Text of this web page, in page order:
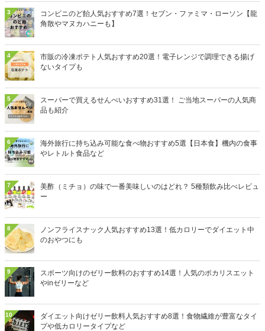
3
コンビニのど飴人気おすすめ7選！セブン・ファミマ・ローソン【龍
角散やマヌカハニーも】
4
市販の冷凍ポテト人気おすすめ20選！電子レンジで調理できる揚げ
ないタイプも
5
スーパーで買えるせんべいおすすめ31選！ ご当地スーパーの人気商
品も紹介
6
海外旅行に持ち込み可能な食べ物おすすめ5選【日本食】機内の食事
やレトルト食品など
7
美酢（ミチョ）の味で一番美味しいのはどれ？ 5種類飲み比べレビュ
ー
8
ノンフライスナック人気おすすめ13選！低カロリーでダイエット中
のおやつにも
9
スポーツ向けのゼリー飲料のおすすめ14選！人気のポカリスエット
やinゼリーなど
10
ダイエット向けゼリー飲料人気おすすめ8選！食物繊維が豊富なタイ
プや低カロリータイプなど